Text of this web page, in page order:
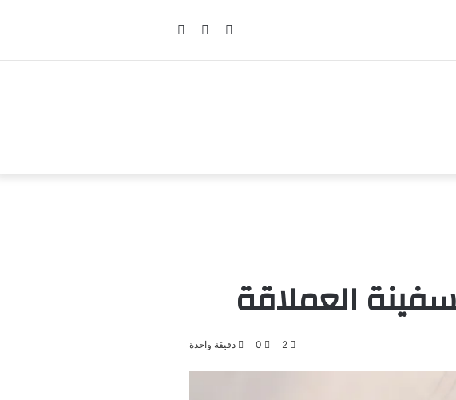
عمود
مقال
عشوائي
تسجيل
الدخول
العملاقة
2
0 دقيقة واحدة